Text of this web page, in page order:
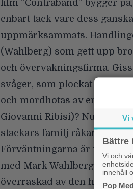
film ”Contraband” bygger
enbart tack vare dess
uppmärksammats.
(Wahlberg) som gett upp
och övervakningsfirma.
svåger, som plockat upp
och mordhotas av en
Giovanni Ribisi)? Nu ska en
stackars familj råkar illa ut.
Förväntningarna är inte
med Mark Wahlberg, så jag
överraskad av den här
Vi
Bättre
Vi och
innehåll
Pop